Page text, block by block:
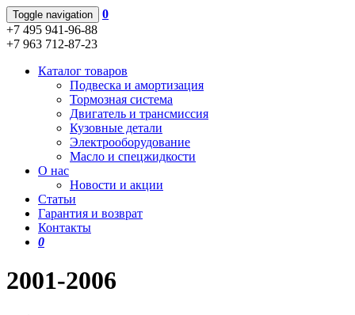
Toggle navigation
0
+7 495 941-96-88
+7 963 712-87-23
Каталог товаров
Подвеска и амортизация
Тормозная система
Двигатель и трансмиссия
Кузовные детали
Электрооборудование
Масло и спецжидкости
О нас
Новости и акции
Статьи
Гарантия и возврат
Контакты
0
2001-2006